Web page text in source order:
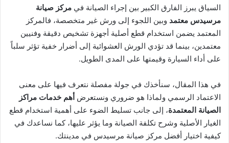
السياق يبرز الفارق الكبير بين إجراء الصيانة في مركز صيانة
مرسيدس معتمد وبين اللجوء إلى ورش غير متخصصة، فالمركز
المعتمد يضمن استخدام قطع أصلية أجهزة تشخيص دقيقة وفنيين
معتمدين، بينما قد تؤدي الورش العشوائية إلى أضرار خفية تؤثر سلباً
على أداء السيارة وقيمتها على المدى الطويل.
في هذا المقال، سنأخذك في جولة مفصلة نتعرف فيها على معنى
الاعتماد الرسمي ولماذا هو ضروري ونستعرض أهم خدمات مراكز
الصيانة المعتمدة، إلى جانب تسليط الضوء على أهمية استخدام قطع
الغيار الأصلية وشرح تكلفة الصيانة وما يؤثر عليها، كما نساعدك في
كيفية اختيار أفضل مركز صيانة مرسيدس في مدينتك.